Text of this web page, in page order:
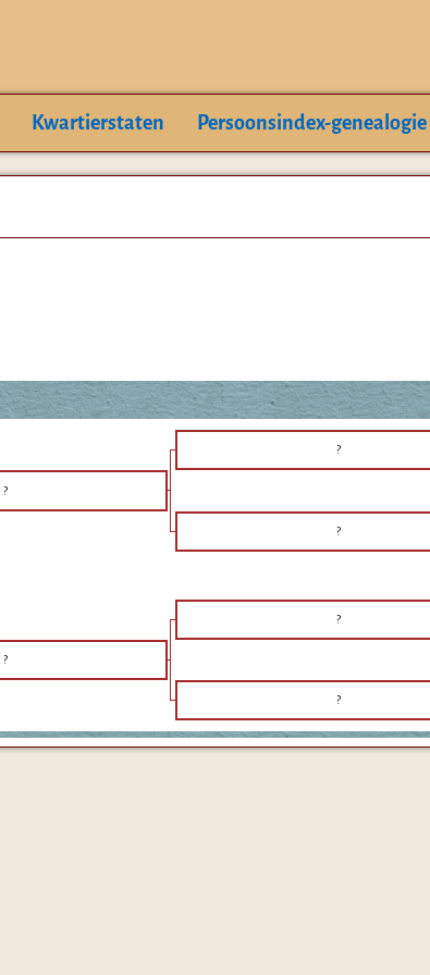
Kwartierstaten Persoonsindex-genealogie
?
?
?
?
?
?